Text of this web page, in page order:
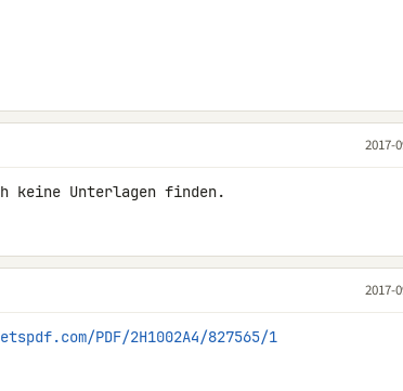
2017-
keine Unterlagen finden.
2017-
PDF/2H1002A4/827565/1